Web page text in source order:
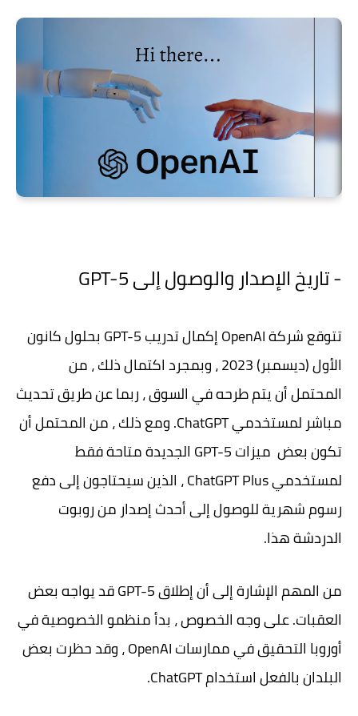
- تاريخ الإصدار والوصول إلى GPT-5
تتوقع شركة OpenAI إكمال تدريب GPT-5 بحلول كانون
الأول (ديسمبر) 2023 ، وبمجرد اكتمال ذلك ، من
المحتمل أن يتم طرحه في السوق ، ربما عن طريق تحديث
مباشر لمستخدمي ChatGPT. ومع ذلك ، من المحتمل أن
تكون بعض ميزات GPT-5 الجديدة متاحة فقط
لمستخدمي ChatGPT Plus ، الذين سيحتاجون إلى دفع
رسوم شهرية للوصول إلى أحدث إصدار من روبوت
الدردشة هذا.
من المهم الإشارة إلى أن إطلاق GPT-5 قد يواجه بعض
العقبات. على وجه الخصوص ، بدأ منظمو الخصوصية في
أوروبا التحقيق في ممارسات OpenAI ، وقد حظرت بعض
البلدان بالفعل استخدام ChatGPT.